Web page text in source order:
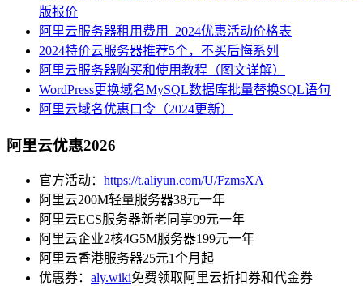
版报价
阿里云服务器租用费用_2024优惠活动价格表
2024特价云服务器推荐5个，不买后悔系列
阿里云服务器购买和使用教程（图文详解）
WordPress更换域名MySQL数据库批量替换SQL语句
阿里云域名优惠口令（2024更新）
阿里云优惠2026
官方活动： https://t.aliyun.com/U/FzmsXA
阿里云200M轻量服务器38元一年
阿里云ECS服务器新老同享99元一年
阿里云企业2核4G5M服务器199元一年
阿里云香港服务器25元1个月起
优惠券： aly.wiki免费领取阿里云折扣券和代金券